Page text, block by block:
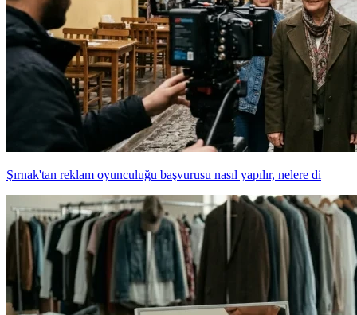
Şırnak'tan reklam oyunculuğu başvurusu nasıl yapılır, nelere di